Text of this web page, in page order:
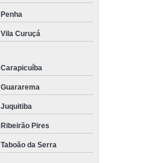
Penha
Vila Curuçá
Carapicuíba
Guararema
Juquitiba
Ribeirão Pires
Taboão da Serra